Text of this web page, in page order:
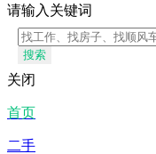
请输入关键词
搜索
关闭
首页
二手